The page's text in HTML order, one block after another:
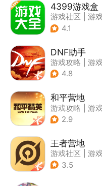
4399游戏盒
游戏社区
游
4.1
DNF助手
游戏攻略
游
4.8
和平营地
游戏攻略
游
2.9
王者营地
游戏社区
游
3.5